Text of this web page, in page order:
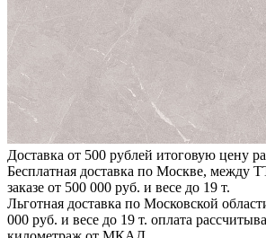
Доставка от 500 рублей итоговую цену
Бесплатная доставка по Москве,
заказе от 500 000 руб. и весе до 19 т.
Льготная доставка по Московской
000 руб. и весе до 19 т. оплата